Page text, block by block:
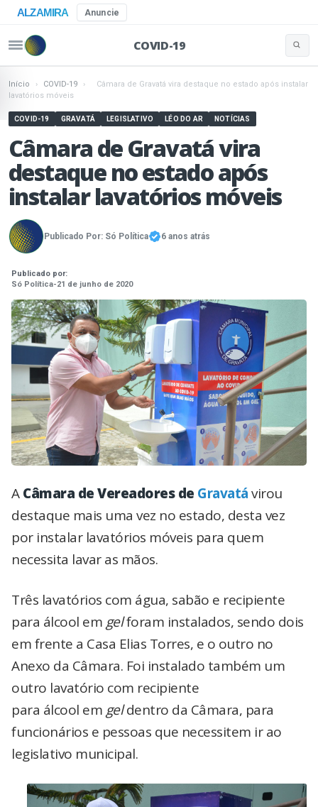
ALZAMIRA Anuncie
COVID-19
Início › COVID-19 ›
Câmara de Gravatá vira destaque no estado após instalar
lavatórios móveis
COVID-19 GRAVATÁ LEGISLATIVO LÉO DO AR NOTÍCIAS
Câmara de Gravatá vira
destaque no estado após
instalar lavatórios móveis
Publicado Por: Só Política 6 anos atrás
Publicado por:
Só Política-21 de junho de 2020
ACâmara de Vereadores de Gravatávirou
destaque mais uma vez no estado, desta vez
por instalar lavatórios móveis para quem
necessita lavar as mãos.
Três lavatórios com água, sabão e recipiente
para álcool em gelforam instalados, sendo dois
em frente a Casa Elias Torres, e o outro no
Anexo da Câmara. Foi instalado também um
outro lavatório com recipiente
para álcool em geldentro da Câmara, para
funcionários e pessoas que necessitem ir ao
legislativo municipal.